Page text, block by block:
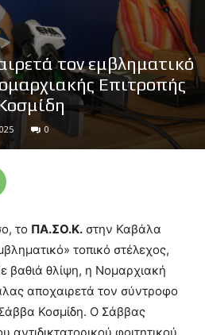
τον εμβληματικό
Επιτροπής
0
το ΠΑ.ΣΟ.Κ. στην Καβάλα
τοπικό στέλεχος,
βαθιά θλίψη, η Νομαρχιακή
αποχαιρετά τον σύντροφο
Κοσμίδη. Ο Σάββας